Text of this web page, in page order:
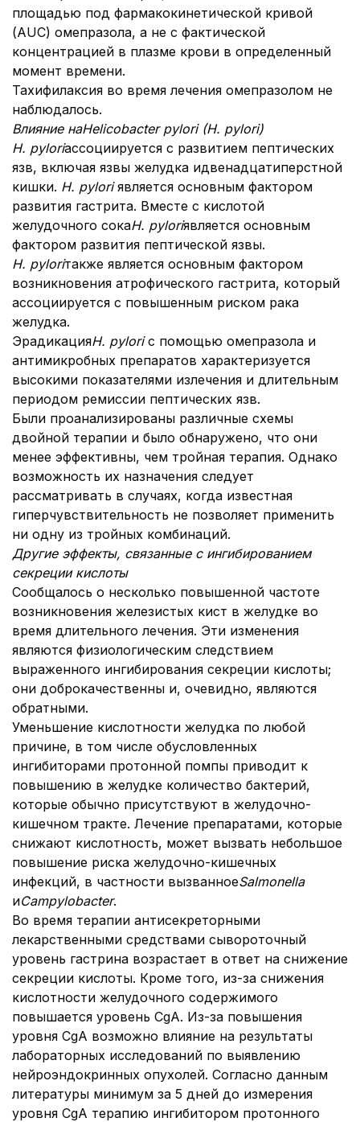
площадью под фармакокинетической кривой
(AUC) омепразола, а не с фактической
концентрацией в плазме крови в определенный
момент времени.
Тахифилаксия во время лечения омепразолом не
наблюдалось.
Влияние наHelicobacter pylori (H. pylori)
H. pyloriассоциируется с развитием пептических
язв, включая язвы желудка идвенадцатиперстной
кишки. H. pyloriявляется основным фактором
развития гастрита. Вместе с кислотой
желудочного сокаH. pyloriявляется основным
фактором развития пептической язвы.
H. pyloriтакже является основным фактором
возникновения атрофического гастрита, который
ассоциируется с повышенным риском рака
желудка.
ЭрадикацияH. pyloriс помощью омепразола и
антимикробных препаратов характеризуется
высокими показателями излечения и длительным
периодом ремиссии пептических язв.
Были проанализированы различные схемы
двойной терапии и было обнаружено, что они
менее эффективны, чем тройная терапия. Однако
возможность их назначения следует
рассматривать в случаях, когда известная
гиперчувствительность не позволяет применить
ни одну из тройных комбинаций.
Другие эффекты, связанные с ингибированием
секреции кислоты
Сообщалось о несколько повышенной частоте
возникновения железистых кист в желудке во
время длительного лечения. Эти изменения
являются физиологическим следствием
выраженного ингибирования секреции кислоты;
они доброкачественны и, очевидно, являются
обратными.
Уменьшение кислотности желудка по любой
причине, в том числе обусловленных
ингибиторами протонной помпы приводит к
повышению в желудке количество бактерий,
которые обычно присутствуют в желудочно-
кишечном тракте. Лечение препаратами, которые
снижают кислотность, может вызвать небольшое
повышение риска желудочно-кишечных
инфекций, в частности вызванноеSalmonella
иCampylobacter.
Во время терапии антисекреторными
лекарственными средствами сывороточный
уровень гастрина возрастает в ответ на снижение
секреции кислоты. Кроме того, из-за снижения
кислотности желудочного содержимого
повышается уровень CgA. Из-за повышения
уровня CgA возможно влияние на результаты
лабораторных исследований по выявлению
нейроэндокринных опухолей. Согласно данным
литературы минимум за 5 дней до измерения
уровня CgA терапию ингибитором протонного